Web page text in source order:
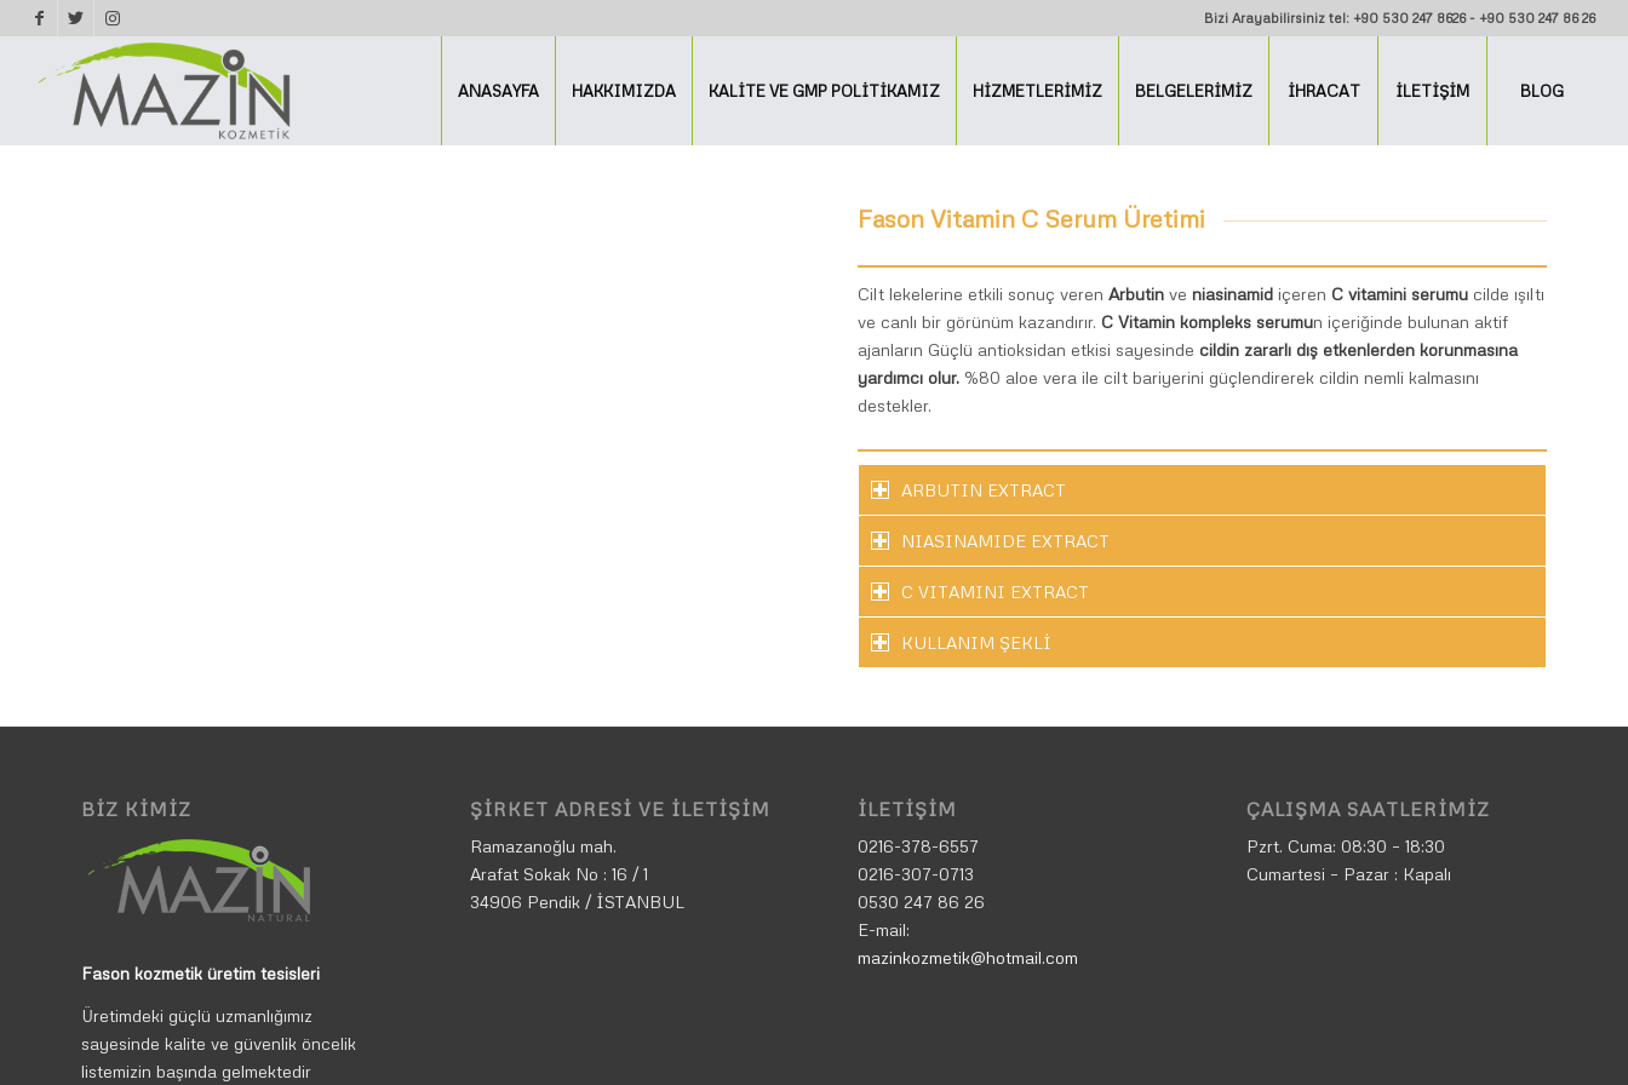
Bizi Arayabilirsiniz tel: +90 530 247 8626 - +90 530 247 86 26
ANASAYFA HAKKIMIZDA KALİTE VE GMP POLİTİKAMIZ HİZMETLERİMİZ BELGELERİMİZ İHRACAT İLETİŞİM BLOG
Fason Vitamin C Serum Üretimi
Cilt lekelerine etkili sonuç verenArbutin veniasinamid içeren C vitamini serumu cilde ışıltı
ve canlı bir görünüm kazandırır. C Vitamin kompleks serumun içeriğinde bulunan aktif
ajanların Güçlü antioksidan etkisi sayesinde cildin zararlı dış etkenlerden korunmasına
yardımcı olur. %80 aloe vera ile cilt bariyerini güçlendirerek cildin nemli kalmasını
destekler.
ARBUTIN EXTRACT
NIASINAMIDE EXTRACT
C VITAMINI EXTRACT
KULLANIM ŞEKLİ
BIZ KIMIZ
Fason kozmetik üretim tesisleri
Üretimdeki güçlü uzmanlığımız
sayesinde kalite ve güvenlik öncelik
listemizin başında gelmektedir
ŞIRKET ADRESI VE İLETIŞIM
Ramazanoğlu mah.
Arafat Sokak No : 16 / 1
34906 Pendik / İSTANBUL
İLETIŞIM
0216-378-6557
0216-307-0713
0530 247 86 26
E-mail:
mazinkozmetik@hotmail.com
ÇALIŞMA SAATLERIMIZ
Pzrt. Cuma: 08:30 – 18:30
Cumartesi – Pazar : Kapalı